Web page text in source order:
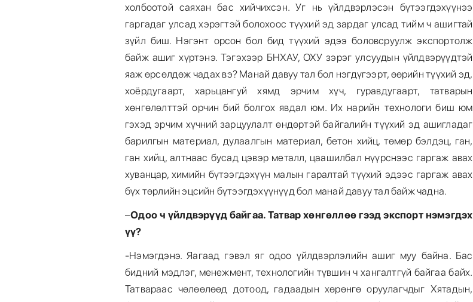
холбоотой саяхан бас хийчихсэн. Уг нь үйлдвэрлэсэн бүтээгдэхүүнээ
гаргадаг улсад хэрэгтэй болохоос түүхий эд зардаг улсад тийм ч ашигтай
зүйл биш. Нэгэнт орсон бол бид түүхий эдээ боловсруулж экспортолж
байж ашиг хүртэнэ. Тэгэхээр БНХАУ, ОХУ зэрэг улсуудын үйлдвэрүүдтэй
яаж өрсөлдөж чадах вэ? Манай давуу тал бол нэгдүгээрт, өөрийн түүхий эд,
хоёрдугаарт, харьцангуй хямд эрчим хүч, гуравдугаарт, татварын
хөнгөлөлттэй орчин бий болгох явдал юм. Их нарийн технологи биш юм
гэхэд эрчим хүчний зарцуулалт өндөртэй байгалийн түүхий эд ашигладаг
барилгын материал, дулаалгын материал, бетон хийц, төмөр бэлдэц, ган,
ган хийц, алтнаас бусад цэвэр металл, цаашилбал нүүрснээс гаргаж авах
хуванцар, химийн бүтээгдэхүүн малын гаралтай түүхий эдээс гаргаж авах
бүх төрлийн эцсийн бүтээгдэхүүнүүд бол манай давуу тал байж чадна.
–Одоо ч үйлдвэрүүд байгаа. Татвар хөнгөллөө гээд экспорт нэмэгдэх
үү?
-Нэмэгдэнэ. Яагаад гэвэл яг одоо үйлдвэрлэлийн ашиг муу байна. Бас
бидний мэдлэг, менежмент, технологийн түвшин ч хангалтгүй байгаа байх.
Татвараас чөлөөлөөд дотоод, гадаадын хөрөнгө оруулагчдыг Хятадын,